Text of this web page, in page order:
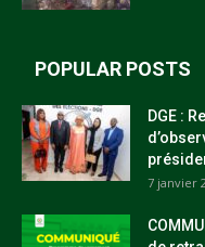
POPULAR POSTS
DGE :
7 janvier